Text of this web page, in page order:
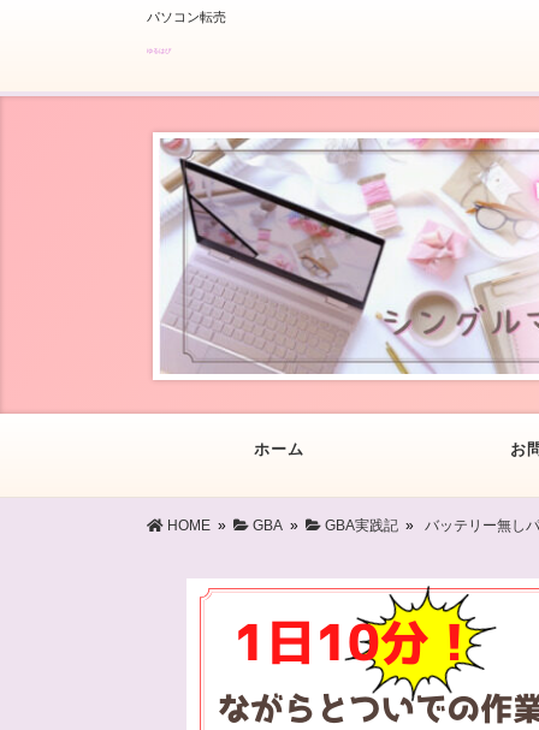
パソコン転売
ゆるはぴ
ホーム お
HOME » GBA » GBA実践記 » バッテリー無し